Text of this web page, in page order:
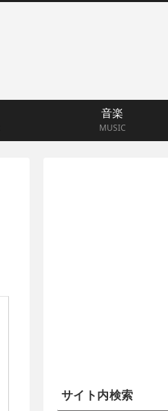
音楽
MUSIC
サイト内検索